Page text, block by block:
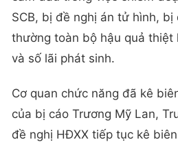
SCB, bị đề nghị án tử hình,
thường toàn bộ hậu quả thiệt
và số lãi phát sinh.
Cơ quan chức năng đã kê
của bị cáo Trương Mỹ Lan,
đề nghị HĐXX tiếp tục kê